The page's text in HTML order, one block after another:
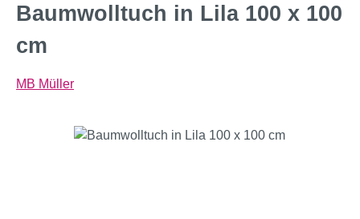
Baumwolltuch in Lila 100 x 100
cm
MB Müller
Bildergalerie überspringen